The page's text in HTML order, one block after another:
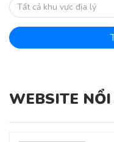
Tất cả khu vực địa lý
WEBSITE